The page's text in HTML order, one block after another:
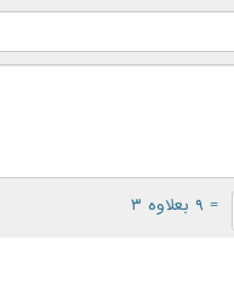
= ۹ بعلاوه ۳